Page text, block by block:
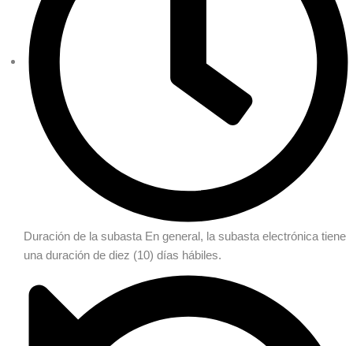
Duración de la subasta En general, la subasta electrónica tiene
una duración de diez (10) días hábiles.